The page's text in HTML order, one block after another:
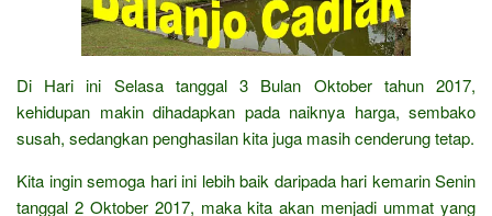
Di Hari ini Selasa tanggal 3 Bulan Oktober tahun 2017,
kehidupan makin dihadapkan pada naiknya harga, sembako
susah, sedangkan penghasilan kita juga masih cenderung tetap.
Kita ingin semoga hari ini lebih baik daripada hari kemarin Senin
tanggal 2 Oktober 2017, maka kita akan menjadi ummat yang